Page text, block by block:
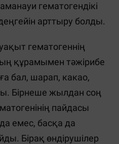
гематогендікі
арттыру болды.
гематогеннің
құрамымен тәжірибе
бал, шарап, какао,
Бірнеше жылдан соң
пайдасы
емес, басқа да
Бірақ өндірушілер